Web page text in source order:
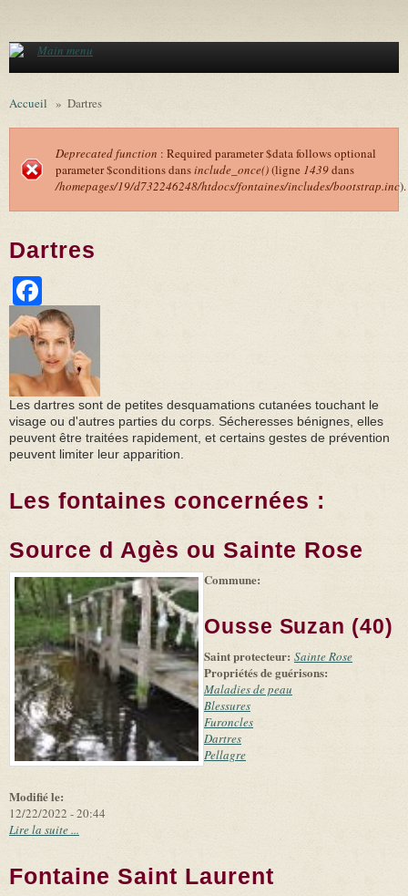
Main menu
Accueil » Dartres
Message d'erreur
Deprecated function : Required parameter $data follows optional
parameter $conditions dansinclude_once()(ligne 1439dans
/homepages/19/d732246248/htdocs/fontaines/includes/bootstrap.inc).
Dartres
Les dartres sont de petites desquamations cutanées touchant le
visage ou d'autres parties du corps. Sécheresses bénignes, elles
peuvent être traitées rapidement, et certains gestes de prévention
peuvent limiter leur apparition.
Les fontaines concernées :
Source d Agès ou Sainte Rose
-
Leaflet (link is
|
Tiles
(link is
external)
©
Microsoft
and
suppliers
Modifié le:
12/22/2022 - 20:44
Commune:
Ousse Suzan (40)
Saint protecteur: Sainte Rose
Propriétés de guérisons:
Maladies de peau
Blessures
Furoncles
Dartres
Pellagre
Lire la suite ...
Fontaine Saint Laurent